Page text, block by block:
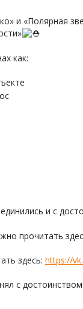
и «Полярная
как:
и с
прочитать
здесь: https://
с